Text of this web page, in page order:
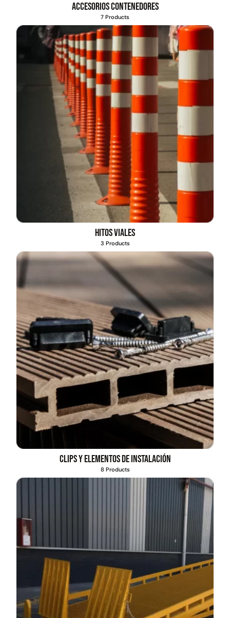
Accesorios contenedores
7 Products
Hitos viales
3 Products
Clips y elementos de instalación
8 Products